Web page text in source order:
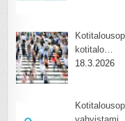
kotitalo…
18.3.2026